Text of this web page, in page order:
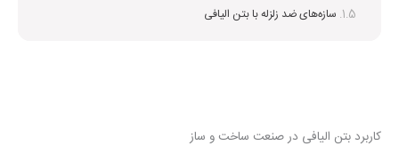
سازه‌های ضد زلزله با بتن الیافی
کاربرد بتن الیافی در صنعت ساخت و ساز